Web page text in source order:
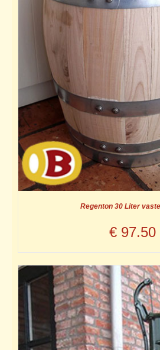
Regenton 30 Liter
€97.50